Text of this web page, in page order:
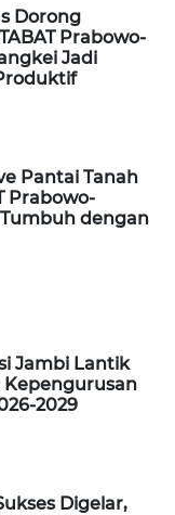
Dorong
Prabowo-
Jadi
Pantai Tanah
Prabowo-
dengan
Jambi Lantik
2029
Digelar,